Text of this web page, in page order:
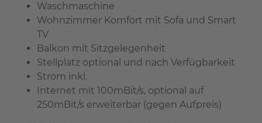
Waschmaschine
Wohnzimmer Komfort mit Sofa und Smart
TV
Balkon mit Sitzgelegenheit
Stellplatz optional und nach Verfügbarkeit
Strom inkl.
Internet mit 100mBit/s, optional auf
250mBit/s erweiterbar (gegen Aufpreis)